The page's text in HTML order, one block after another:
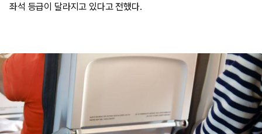
좌석 등급이 달라지고 있다고 전했다.